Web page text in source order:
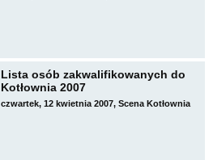
Lista osób zakwalifikowanych do
Kotłownia 2007
czwartek, 12 kwietnia 2007, Scena Kotłownia